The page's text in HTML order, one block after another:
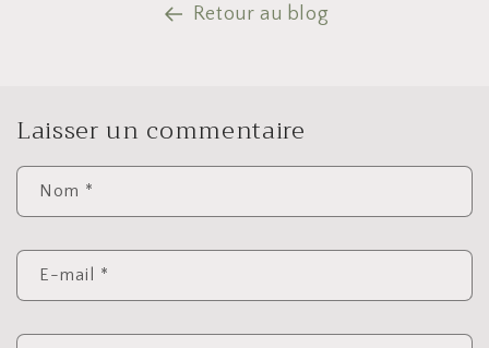
Retour au blog
Laisser un commentaire
Nom *
E-mail *